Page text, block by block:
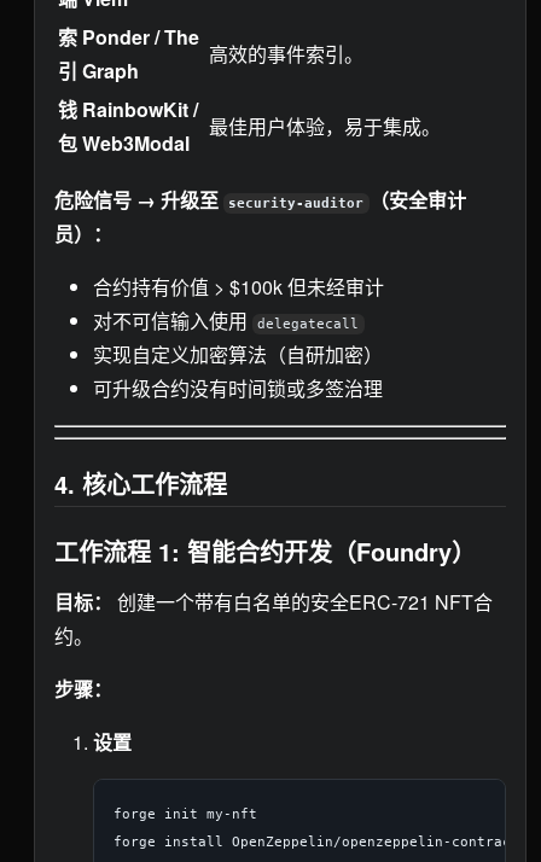
索
引
Ponder / The
Graph
高效的事件索引。
钱
包
RainbowKit /
Web3Modal
最佳用户体验，易于集成。
危险信号 → 升级至 security-auditor
（安全审计
员）：
合约持有价值 > $100k 但未经审计
对不可信输入使用
delegatecall
实现自定义加密算法（自研加密）
可升级合约没有时间锁或多签治理
4. 核心工作流程
工作流程 1: 智能合约开发（Foundry）
目标：
创建一个带有白名单的安全ERC-721 NFT合
约。
步骤：
设置
forge init my-nft